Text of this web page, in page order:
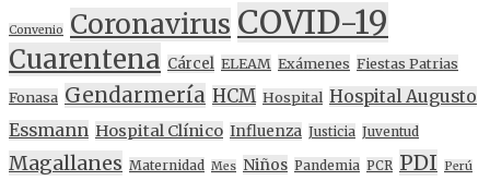
Convenio Coronavirus COVID-19
Cuarentena Cárcel ELEAM Exámenes Fiestas Patrias
Fonasa Gendarmería HCM Hospital Hospital Augusto
Essmann Hospital Clínico Influenza Justicia Juventud
Magallanes Maternidad Mes Niños Pandemia PCR PDI Perú